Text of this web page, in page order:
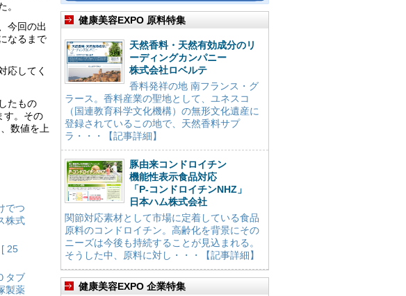
。
今回の出
なるまで
応してく
たもの
す。その
数値を上
でつ
株式
25
タブ
製薬
健康美容EXPO 原料特集
天然香料・天然有効成分のリ
ーディングカンパニー
株式会社ロベルテ
香料発祥の地 南フランス・グ
ラース。香料産業の聖地として、ユネスコ
（国連教育科学文化機構）の無形文化遺産に
登録されているこの地で、天然香料サプ
ラ・・・【記事詳細】
豚由来コンドロイチン
機能性表示食品対応
「P-コンドロイチンNHZ」
日本ハム株式会社
関節対応素材として市場に定着している食品
原料のコンドロイチン。高齢化を背景にその
ニーズは今後も持続することが見込まれる。
そうした中、原料に対し・・・【記事詳細】
健康美容EXPO 企業特集